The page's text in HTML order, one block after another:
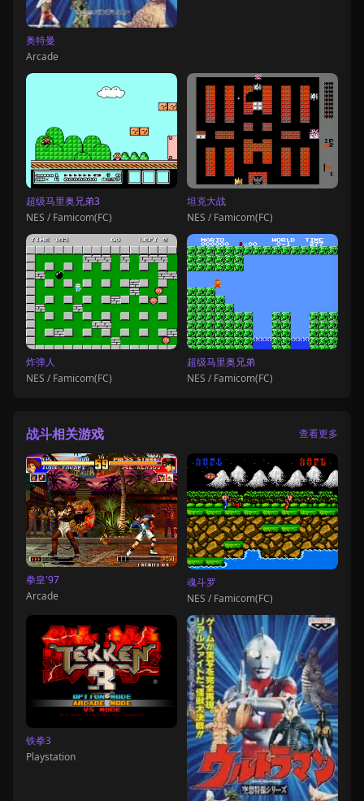
奥特曼
Arcade
超级马里奥兄弟3
NES / Famicom(FC)
坦克大战
NES / Famicom(FC)
炸弹人
NES / Famicom(FC)
超级马里奥兄弟
NES / Famicom(FC)
战斗相关游戏 查看更多
拳皇'97
Arcade
魂斗罗
NES / Famicom(FC)
铁拳3
Playstation